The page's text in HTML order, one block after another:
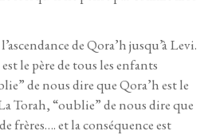
de Qora’h jusqu’à Levi.
le père de tous les enfants
de nous dire que Qora’h est le
Torah, “oublie” de nous dire que
frères…. et la conséquence est